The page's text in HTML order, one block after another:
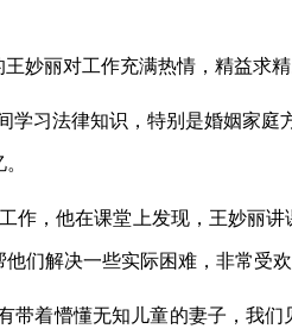
妙丽对工作充满热情，精益求精
习法律知识，特别是婚姻家庭
作，他在课堂上发现，王妙丽
们解决一些实际困难，非常受欢
带着懵懂无知儿童的妻子，我